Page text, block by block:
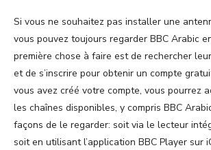
Si vous ne souhaitez pas installer une
vous pouvez toujours regarder BBC Arabic
première chose à faire est de rechercher
et de s’inscrire pour obtenir un compte
vous avez créé votre compte, vous pourrez
les chaînes disponibles, y compris BBC
façons de le regarder: soit via le lecteur
soit en utilisant l’application BBC Player sur